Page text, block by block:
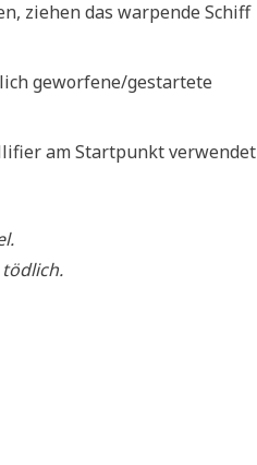
ziehen das warpende Schiff
geworfene/gestartete
am Startpunkt verwendet